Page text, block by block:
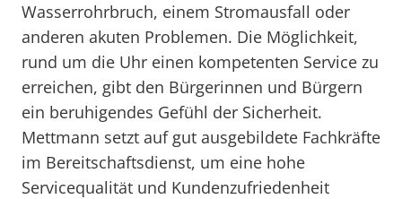
Wasserrohrbruch, einem Stromausfall oder
anderen akuten Problemen. Die Möglichkeit,
rund um die Uhr einen kompetenten Service zu
erreichen, gibt den Bürgerinnen und Bürgern
ein beruhigendes Gefühl der Sicherheit.
Mettmann setzt auf gut ausgebildete Fachkräfte
im Bereitschaftsdienst, um eine hohe
Servicequalität und Kundenzufriedenheit